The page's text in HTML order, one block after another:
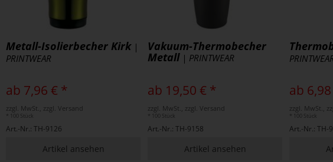
Metall-Isolierbecher Kirk|
PRINTWEAR
ab 7,96 € *
zzgl. MwSt., zzgl. Versand
* 100 Stück
Art.-Nr.: TH-9126
Artikel ansehen
Vakuum-Thermobecher
Metall| PRINTWEAR
ab 19,50 € *
zzgl. MwSt., zzgl. Versand
* 100 Stück
Art.-Nr.: TH-9158
Artikel ansehen
ab
zzgl. MwSt.,
* 100 Stück
Art.-Nr.: TH-